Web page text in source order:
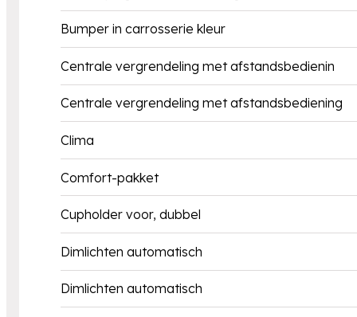
Bumper in carrosserie kleur
Centrale vergrendeling met afstandsbedienin
Centrale vergrendeling met afstandsbediening
Clima
Comfort-pakket
Cupholder voor, dubbel
Dimlichten automatisch
Dimlichten automatisch